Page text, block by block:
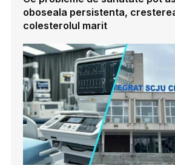
oboseala persistenta,
colesterolul marit